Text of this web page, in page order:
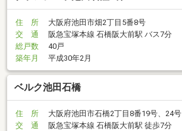
住 所
大阪府池田市畑2丁目5番8号
交 通
阪急宝塚本線 石橋阪大前駅 バス7分
総戸数
40戸
築年月
平成30年2月
ベルク池田石橋
住 所
大阪府池田市石橋2丁目8番19号、24号
交 通
阪急宝塚本線 石橋阪大前駅 徒歩7分